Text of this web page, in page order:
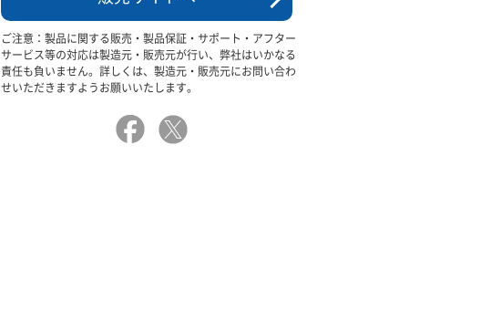
ご注意：製品に関する販売・製品保証・サポート・アフター
サービス等の対応は製造元・販売元が行い、弊社はいかなる
責任も負いません。詳しくは、製造元・販売元にお問い合わ
せいただきますようお願いいたします。